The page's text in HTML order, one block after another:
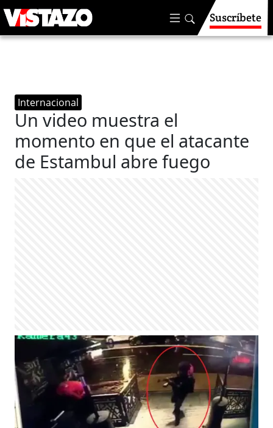
Suscríbete
Internacional
Un video muestra el
momento en que el atacante
de Estambul abre fuego